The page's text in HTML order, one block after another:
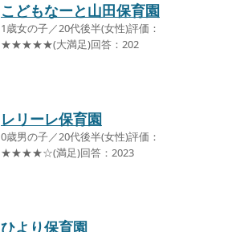
こどもなーと山田保育園
1歳女の子／20代後半(女性)評価：
★★★★★(大満足)回答：202
レリーレ保育園
0歳男の子／20代後半(女性)評価：
★★★★☆(満足)回答：2023
ひより保育園